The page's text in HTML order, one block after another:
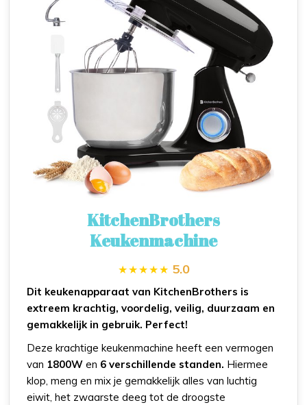
KitchenBrothers
Keukenmachine
5.0
Dit keukenapparaat van KitchenBrothers is
extreem krachtig, voordelig, veilig, duurzaam en
gemakkelijk in gebruik. Perfect!
Deze krachtige keukenmachine heeft een vermogen
van 1800W en 6 verschillende standen. Hiermee
klop, meng en mix je gemakkelijk alles van luchtig
eiwit, het zwaarste deeg tot de droogste